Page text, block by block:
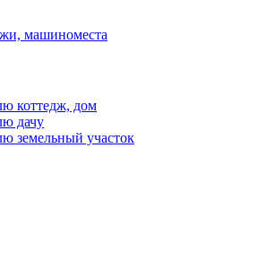
машиноместа
коттедж, дом
дачу
земельный участок